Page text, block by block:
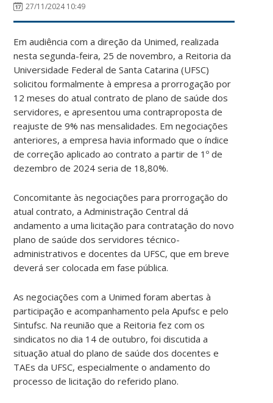
27/11/2024 10:49
Em audiência com a direção da Unimed, realizada
nesta segunda-feira, 25 de novembro, a Reitoria da
Universidade Federal de Santa Catarina (UFSC)
solicitou formalmente à empresa a prorrogação por
12 meses do atual contrato de plano de saúde dos
servidores, e apresentou uma contraproposta de
reajuste de 9% nas mensalidades. Em negociações
anteriores, a empresa havia informado que o índice
de correção aplicado ao contrato a partir de 1º de
dezembro de 2024 seria de 18,80%.
Concomitante às negociações para prorrogação do
atual contrato, a Administração Central dá
andamento a uma licitação para contratação do novo
plano de saúde dos servidores técnico-
administrativos e docentes da UFSC, que em breve
deverá ser colocada em fase pública.
As negociações com a Unimed foram abertas à
participação e acompanhamento pela Apufsc e pelo
Sintufsc. Na reunião que a Reitoria fez com os
sindicatos no dia 14 de outubro, foi discutida a
situação atual do plano de saúde dos docentes e
TAEs da UFSC, especialmente o andamento do
processo de licitação do referido plano.